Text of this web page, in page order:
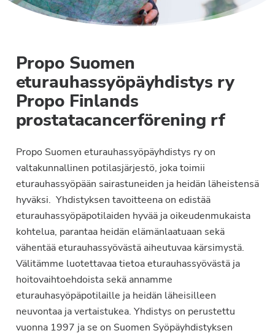
Propo Suomen
eturauhassyöpäyhdistys ry
Propo Finlands
prostatacancerförening rf
Propo Suomen eturauhassyöpäyhdistys ry on
valtakunnallinen potilasjärjestö, joka toimii
eturauhassyöpään sairastuneiden ja heidän läheistensä
hyväksi. Yhdistyksen tavoitteena on edistää
eturauhassyöpäpotilaiden hyvää ja oikeudenmukaista
kohtelua, parantaa heidän elämänlaatuaan sekä
vähentää eturauhassyövästä aiheutuvaa kärsimystä.
Välitämme luotettavaa tietoa eturauhassyövästä ja
hoitovaihtoehdoista sekä annamme
eturauhasyöpäpotilaille ja heidän läheisilleen
neuvontaa ja vertaistukea. Yhdistys on perustettu
vuonna 1997 ja se on Suomen Syöpäyhdistyksen